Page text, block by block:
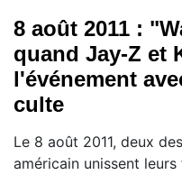
8 août 2011 :
quand Jay-Z et
l'événement
culte
Le 8 août 2011, deux
américain unissent